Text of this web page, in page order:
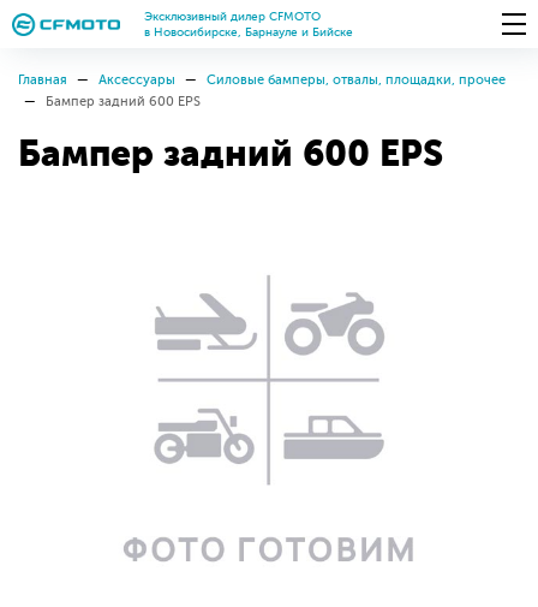
Эксклюзивный дилер CFMOTO
в Новосибирске, Барнауле и Бийске
Главная Аксессуары
Силовые бамперы, отвалы, площадки, прочее
Бампер задний 600 EPS
Бампер задний 600 EPS